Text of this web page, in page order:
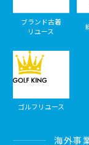
ブランド古着
リユース
ゴルフリユース
海外事